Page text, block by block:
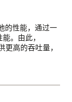
的性能，通过一
。由此，
高的吞吐量，